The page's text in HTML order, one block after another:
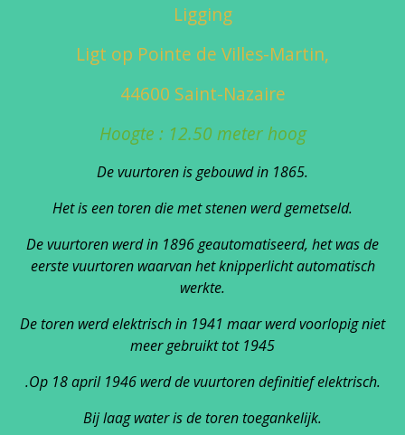
Ligging
Ligt op Pointe de Villes-Martin,
44600 Saint-Nazaire
Hoogte : 12.50 meter hoog
De vuurtoren is gebouwd in 1865.
Het is een toren die met stenen werd gemetseld.
De vuurtoren werd in 1896 geautomatiseerd, het was de
eerste vuurtoren waarvan het knipperlicht automatisch
werkte.
De toren werd elektrisch in 1941 maar werd voorlopig niet
meer gebruikt tot 1945
.Op 18 april 1946 werd de vuurtoren definitief elektrisch.
Bij laag water is de toren toegankelijk.